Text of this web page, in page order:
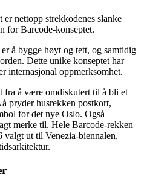
nettopp strekkodenes slanke
for Barcode-konseptet.
å bygge høyt og tett, og samtidig
Dette unike konseptet har
internasjonal oppmerksomhet.
fra å være omdiskutert til å bli et
pryder husrekken postkort,
for det nye Oslo. Også
merke til. Hele Barcode-rekken
valgt ut til Venezia-biennalen,